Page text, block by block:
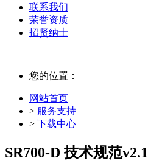
联系我们
荣誉资质
招贤纳士
您的位置：
网站首页
> 服务支持
> 下载中心
SR700-D 技术规范v2.1